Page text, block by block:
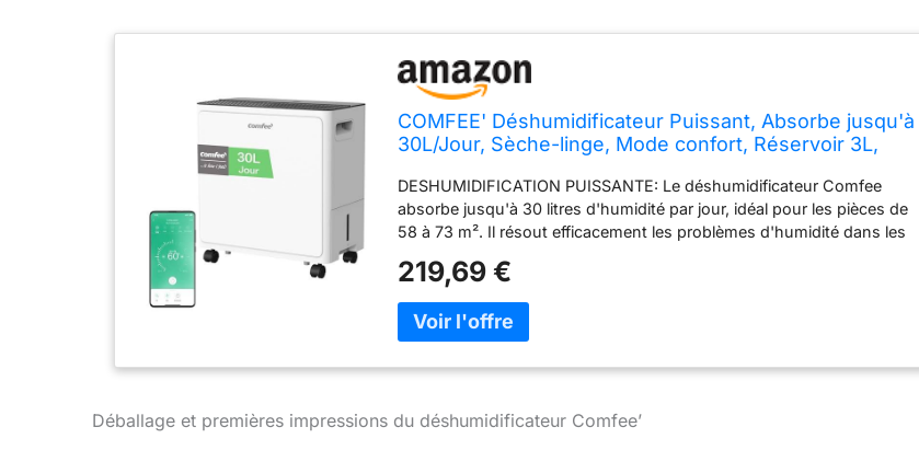
COMFEE' Déshumidificateur Puissant, Absorbe jusqu'à
30L/Jour, Sèche-linge, Mode confort, Réservoir 3L,
Garage, Sous-sol
DESHUMIDIFICATION PUISSANTE: Le déshumidificateur Comfee
absorbe jusqu'à 30 litres d'humidité par jour, idéal pour les pièces de
58 à 73 m². Il résout efficacement les problèmes d'humidité dans les
le mode CONFORT, le déshumidificateur fonctionne à maintenir le
niveau d'humidité intérieure entre 45% et 55%, ce qui permet non
seulement d'économiser de l'énergie, mais aussi de vous offrir un air
confortable en continu. CONTROLE PAR APP: Ce déshumidificateur est
compatible avec MSmart Home, Google Home et Alexa, vous
smartphone. CONCEPTION INNOVANTE: Le réservoir （3,2L) à tirage
219,69 €
Déballage et premières impressions du déshumidificateur Comfee’